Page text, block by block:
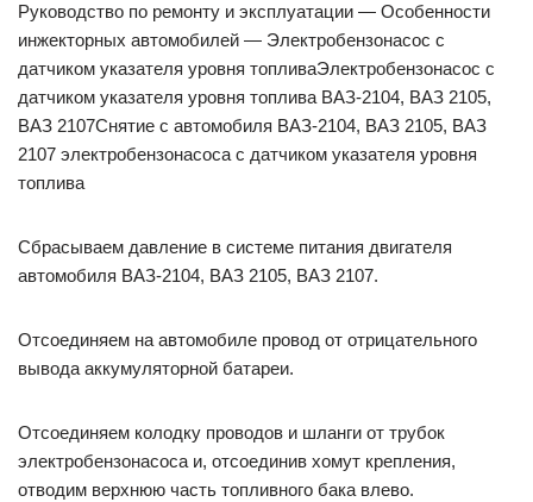
Руководство по ремонту и эксплуатации — Особенности
инжекторных автомобилей — Электробензонасос с
датчиком указателя уровня топливаЭлектробензонасос с
датчиком указателя уровня топлива ВАЗ-2104, ВАЗ 2105,
ВАЗ 2107Снятие с автомобиля ВАЗ-2104, ВАЗ 2105, ВАЗ
2107 электробензонасоса с датчиком указателя уровня
топлива
Сбрасываем давление в системе питания двигателя
автомобиля ВАЗ-2104, ВАЗ 2105, ВАЗ 2107.
Отсоединяем на автомобиле провод от отрицательного
вывода аккумуляторной батареи.
Отсоединяем колодку проводов и шланги от трубок
электробензонасоса и, отсоединив хомут крепления,
отводим верхнюю часть топливного бака влево.